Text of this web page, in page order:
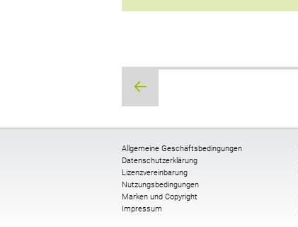
Beitragsnavigation
Allgemeine Geschäftsbedingungen
Datenschutzerklärung
Lizenzvereinbarung
Nutzungsbedingungen
Marken und Copyright
Impressum